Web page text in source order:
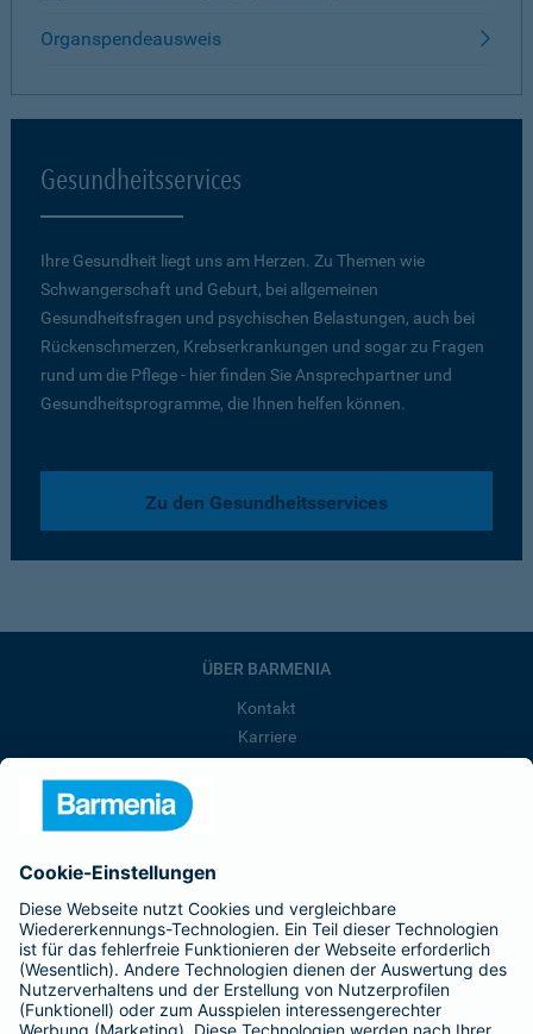
Organspendeausweis
Gesundheitsservices
Ihre Gesundheit liegt uns am Herzen. Zu Themen wie
Schwangerschaft und Geburt, bei allgemeinen
Gesundheitsfragen und psychischen Belastungen, auch bei
Rückenschmerzen, Krebserkrankungen und sogar zu Fragen
rund um die Pflege - hier finden Sie Ansprechpartner und
Gesundheitsprogramme, die Ihnen helfen können.
Zu den Gesundheitsservices
ÜBER BARMENIA
Kontakt
Karriere
Barmenia ist Teil der BarmeniaGothaer
BELIEBTE SEITEN
Kranken-Zusatzversicherung
Tierversicherungen
Haftpflichtversicherung